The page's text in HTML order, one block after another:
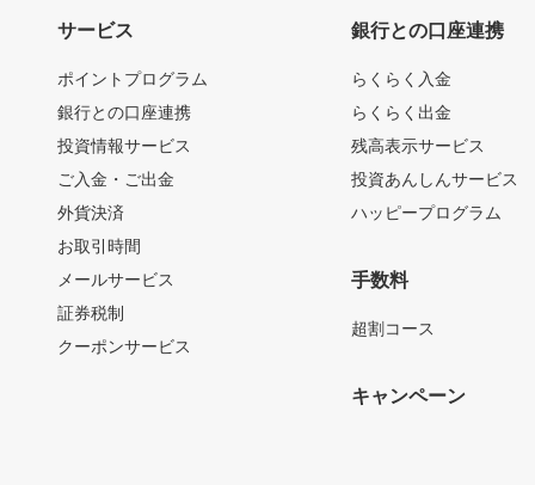
サービス
ポイントプログラム
銀行との口座連携
投資情報サービス
ご入金・ご出金
外貨決済
お取引時間
メールサービス
証券税制
クーポンサービス
銀行との口座連携
らくらく入金
らくらく出金
残高表示サービス
投資あんしんサービス
ハッピープログラム
手数料
超割コース
キャンペーン